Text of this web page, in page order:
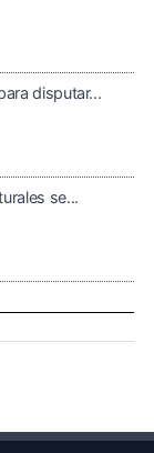
disputar...
se...